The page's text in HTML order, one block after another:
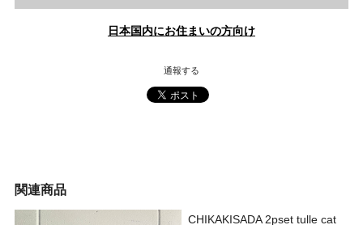
日本国内にお住まいの方向け
通報する
関連商品
CHIKAKISADA 2pset tulle cat